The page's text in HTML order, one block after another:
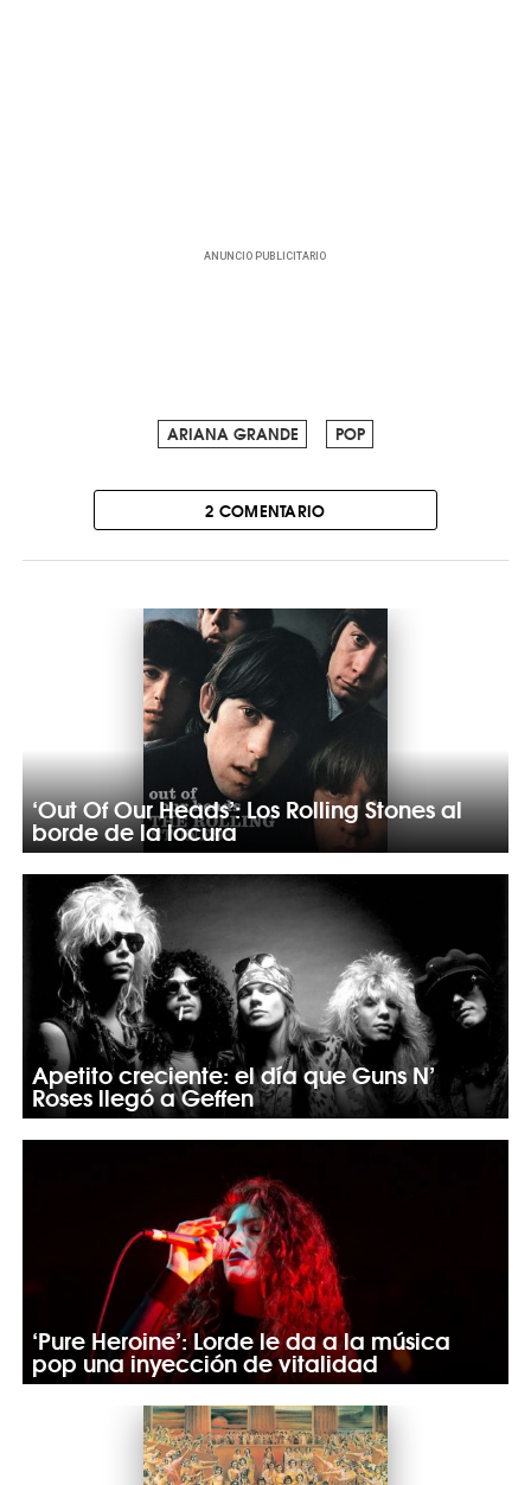
ANUNCIO PUBLICITARIO
ARIANA GRANDE POP
2 COMENTARIO
‘Out Of Our Heads’: Los Rolling Stones al
borde de la locura
Apetito creciente: el día que Guns N’
Roses llegó a Geffen
‘Pure Heroine’: Lorde le da a la música
pop una inyección de vitalidad